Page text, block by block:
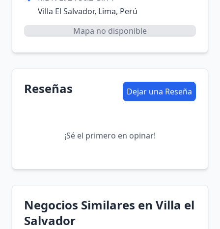
Villa El Salvador, Lima, Perú
Mapa no disponible
Reseñas Dejar una Reseña
¡Sé el primero en opinar!
Negocios Similares en Villa el
Salvador